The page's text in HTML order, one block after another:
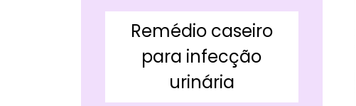
Remédio caseiro
para infecção
urinária